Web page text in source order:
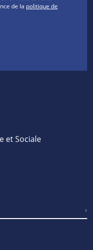
de la politique de
et Sociale